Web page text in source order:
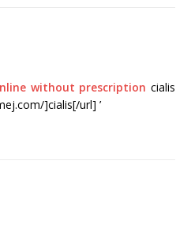
without prescription cialis
]cialis[/url] ’